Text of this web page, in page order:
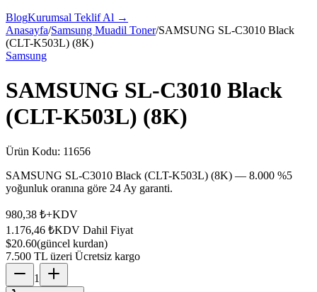
BlogKurumsal Teklif Al →
Anasayfa/Samsung Muadil Toner/SAMSUNG SL-C3010 Black
(CLT-K503L) (8K)
Samsung
SAMSUNG SL-C3010 Black
(CLT-K503L) (8K)
Ürün Kodu: 11656
SAMSUNG SL-C3010 Black (CLT-K503L) (8K) — 8.000 %5
yoğunluk oranına göre 24 Ay garanti.
980,38 ₺+KDV
1.176,46 ₺KDV Dahil Fiyat
$20.60(güncel kurdan)
7.500 TL üzeri Ücretsiz kargo
1